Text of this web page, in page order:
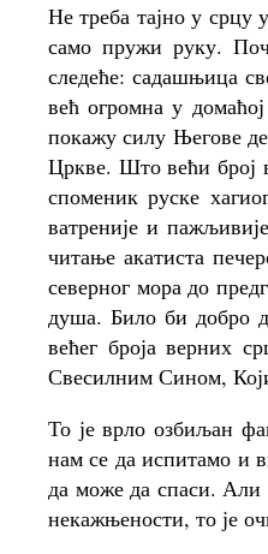
Не треба тајно у срцу
само пружи руку.
следеће: садашњица
већ огромна у
покажу силу Његове
Цркве. Што већи број
споменик руске
ватреније и
читање акатиста
северног мора до
душа. Било би добро
већег броја верних
Свесилним Сином,
То је врло озбиљан
нам се да испитамо и
да може да спаси. Али
некажњености, то је